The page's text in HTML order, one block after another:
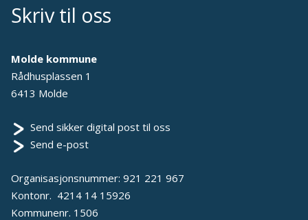
Skriv til oss
Molde kommune
Rådhusplassen 1
6413 Molde
Send sikker digital post til oss
Send e-post
Organisasjonsnummer: 921 221 967
Kontonr. 4214 14 15926
Kommunenr. 1506